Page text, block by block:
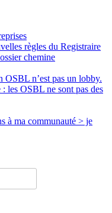
règles du Registraire
chemine
OSBL n’est pas un lobby.
les OSBL ne sont pas des
à ma communauté > je